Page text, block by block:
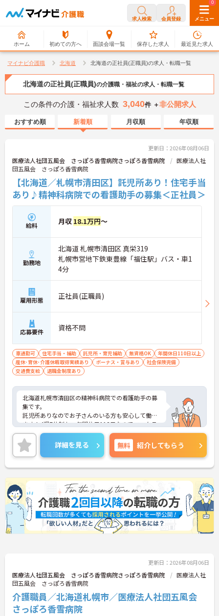
求人検索 会員登録 メニュー
ホーム 初めての方へ 面談会場一覧
0
保存した求人
0
最近見た求人
マイナビ介護職 北海道 北海道の正社員(正職員)の求人・転職一覧
北海道の正社員(正職員)の介護職・福祉の求人・転職一覧
この条件の介護・福祉求人数 3,040件 ＋非公開求人
おすすめ順 新着順 月収順 年収順
更新日：2026年08月06日
医療法人社団五風会 さっぽろ香雪病院さっぽろ香雪病院
医療法人社
団五風会 さっぽろ香雪病院
【北海道／札幌市清田区】託児所あり！住宅手当
あり♪精神科病院での看護助手の募集＜正社員＞
給料 月収 18.1万円～
勤務地
北海道 札幌市清田区 真栄319
札幌市営地下鉄東豊線「福住駅」バス・車1
4分
雇用形態 正社員(正職員)
応募要件 資格不問
車通勤可 住宅手当・補助 託児所・育児補助 無資格OK
年間休日110日以上
産休･育休･介護休暇取得実績あり
ボーナス・賞与あり
社会保険完備
交通費支給
退職金制度あり
北海道札幌市清田区の精神科病院での看護助手の募
集です。
託児所ありなのでお子さんのいる方も安心して働け
ます！4週7休制かつ年間休日113日なのでワークラ
イフバランスを整えやすい環境でお仕事できます。
ご興味のある方は、面接のポイントをお伝えします
のでお気軽にお問い合せください。
詳細を見る 無料 紹介してもらう
更新日：2026年08月06日
医療法人社団五風会 さっぽろ香雪病院さっぽろ香雪病院
医療法人社
団五風会 さっぽろ香雪病院
介護職員／北海道札幌市／医療法人社団五風会
さっぽろ香雪病院